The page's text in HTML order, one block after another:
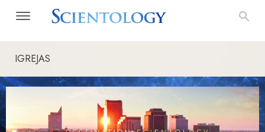
IGREJAS